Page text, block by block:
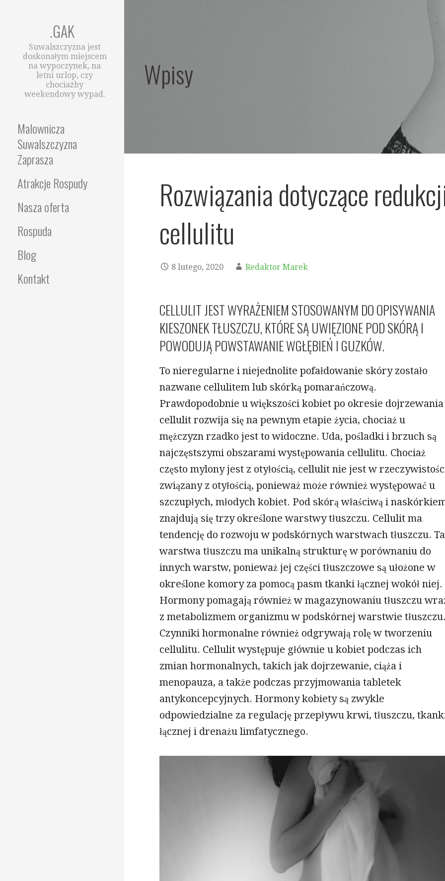
.GAK
Suwalszczyzna jest
doskonałym miejscem
na wypoczynek, na
letni urlop, czy
chociażby
weekendowy wypad.
Malownicza
Suwalszczyzna
Zaprasza
Atrakcje Rospudy
Nasza oferta
Rospuda
Blog
Kontakt
Wpisy
Rozwiązania dotyczące
cellulitu
8 lutego, 2020 Redaktor Marek
CELLULIT JEST WYRAŻENIEM STOSOWANYM DO OPISYWANIA
KIESZONEK TŁUSZCZU, KTÓRE SĄ UWIĘZIONE POD SKÓRĄ I
POWODUJĄ POWSTAWANIE WGŁĘBIEŃ I GUZKÓW.
To nieregularne i niejednolite pofałdowanie skóry zostało
nazwane cellulitem lub skórką pomarańczową.
Prawdopodobnie u większości kobiet po okresie dojrzewania
cellulit rozwija się na pewnym etapie życia, chociaż u
mężczyzn rzadko jest to widoczne. Uda, pośladki i brzuch są
najczęstszymi obszarami występowania cellulitu. Chociaż
często mylony jest z otyłością, cellulit nie jest w
związany z otyłością, ponieważ może również występować u
szczupłych, młodych kobiet. Pod skórą właściwą i
znajdują się trzy określone warstwy tłuszczu. Cellulit ma
tendencję do rozwoju w podskórnych warstwach tłuszczu. Ta
warstwa tłuszczu ma unikalną strukturę w porównaniu do
innych warstw, ponieważ jej części tłuszczowe są ułożone w
określone komory za pomocą pasm tkanki łącznej wokół niej.
Hormony pomagają również w magazynowaniu tłuszczu
z metabolizmem organizmu w podskórnej warstwie
Czynniki hormonalne również odgrywają rolę w tworzeniu
cellulitu. Cellulit występuje głównie u kobiet podczas ich
zmian hormonalnych, takich jak dojrzewanie, ciąża i
menopauza, a także podczas przyjmowania tabletek
antykoncepcyjnych. Hormony kobiety są zwykle
odpowiedzialne za regulację przepływu krwi, tłuszczu,
łącznej i drenażu limfatycznego.